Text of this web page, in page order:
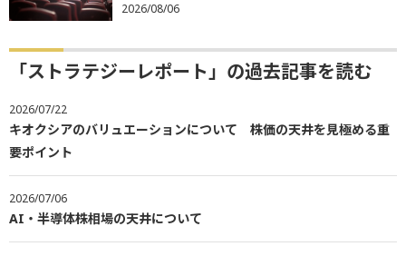
2026/08/06
「ストラテジーレポート」の過去記事を読む
2026/07/22
キオクシアのバリュエーションについて 株価の天井を見極める重
要ポイント
2026/07/06
AI・半導体株相場の天井について